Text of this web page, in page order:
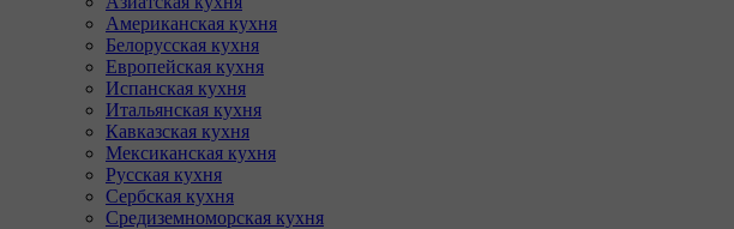
Американская кухня
Белорусская кухня
Европейская кухня
Испанская кухня
Итальянская кухня
Кавказская кухня
Мексиканская кухня
Русская кухня
Сербская кухня
Средиземноморская кухня